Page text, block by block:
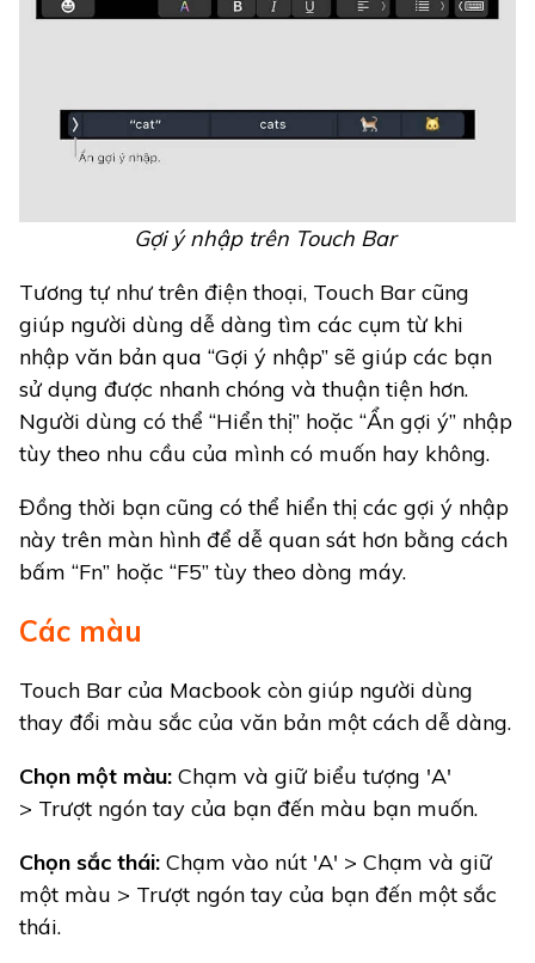
Gợi ý nhập trên Touch Bar
Tương tự như trên điện thoại, Touch Bar cũng
giúp người dùng dễ dàng tìm các cụm từ khi
nhập văn bản qua “Gợi ý nhập” sẽ giúp các bạn
sử dụng được nhanh chóng và thuận tiện hơn.
Người dùng có thể “Hiển thị” hoặc “Ẩn gợi ý” nhập
tùy theo nhu cầu của mình có muốn hay không.
Đồng thời bạn cũng có thể hiển thị các gợi ý nhập
này trên màn hình để dễ quan sát hơn bằng cách
bấm “Fn” hoặc “F5” tùy theo dòng máy.
Các màu
Touch Bar của Macbook còn giúp người dùng
thay đổi màu sắc của văn bản một cách dễ dàng.
Chọn một màu: Chạm và giữ biểu tượng 'A'
> Trượt ngón tay của bạn đến màu bạn muốn.
Chọn sắc thái: Chạm vào nút 'A' > Chạm và giữ
một màu > Trượt ngón tay của bạn đến một sắc
thái.